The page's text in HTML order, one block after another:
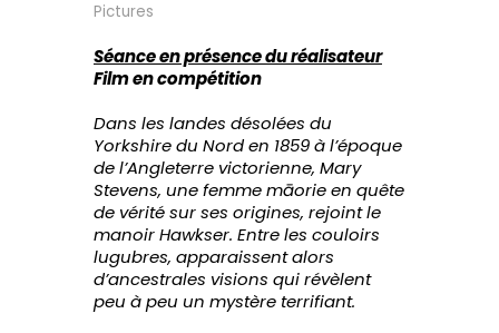
Pictures
Séance en présence du réalisateur
Film en compétition
Dans les landes désolées du
Yorkshire du Nord en 1859 à l’époque
de l’Angleterre victorienne, Mary
Stevens, une femme māorie en quête
de vérité sur ses origines, rejoint le
manoir Hawkser. Entre les couloirs
lugubres, apparaissent alors
d’ancestrales visions qui révèlent
peu à peu un mystère terrifiant.